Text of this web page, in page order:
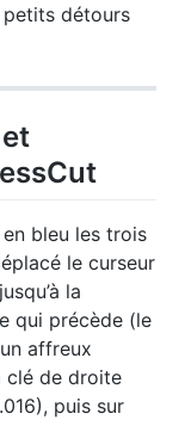
petits détours
en bleu les trois
le curseur
la
qui précède (le
affreux
clé de droite
puis sur